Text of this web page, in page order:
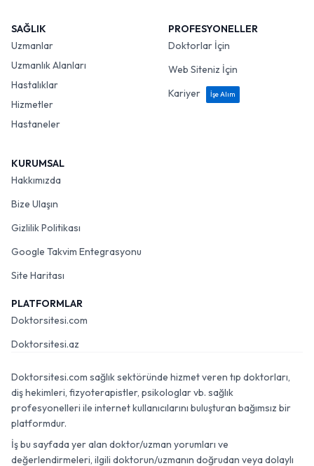
SAĞLIK
Uzmanlar
Uzmanlık Alanları
Hastalıklar
Hizmetler
Hastaneler
PROFESYONELLER
Doktorlar İçin
Web Siteniz İçin
Kariyer
İşe Alım
KURUMSAL
Hakkımızda
Bize Ulaşın
Gizlilik Politikası
Google Takvim Entegrasyonu
Site Haritası
PLATFORMLAR
Doktorsitesi.com
Doktorsitesi.az
Doktorsitesi.com sağlık sektöründe hizmet veren tıp doktorları,
diş hekimleri, fizyoterapistler, psikologlar vb. sağlık
profesyonelleri ile internet kullanıcılarını buluşturan bağımsız bir
platformdur.
İş bu sayfada yer alan doktor/uzman yorumları ve
değerlendirmeleri, ilgili doktorun/uzmanın doğrudan veya dolaylı